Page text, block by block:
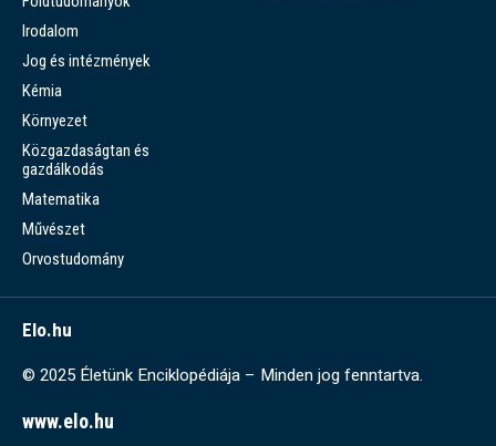
Irodalom
Jog és intézmények
Kémia
Környezet
Közgazdaságtan és
gazdálkodás
Matematika
Művészet
Orvostudomány
Elo.hu
© 2025 Életünk Enciklopédiája – Minden jog fenntartva.
www.elo.hu